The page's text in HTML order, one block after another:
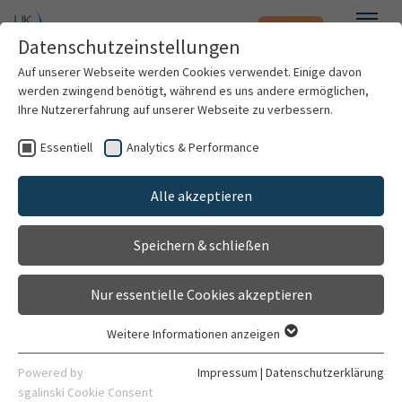
Zum Hauptinhalt springen Notfall
Patienten & Besucher
Kliniken & Institute
Forschung
Karriere
Zentrumsvorstand Kopfklinik
Einrichtung
Gehört zu
Kontaktdaten
Datenschutzeinstellungen
Auf unserer Webseite werden Cookies verwendet. Einige davon
werden zwingend benötigt, während es uns andere ermöglichen,
Ihre Nutzererfahrung auf unserer Webseite zu verbessern.
Essentiell Analytics & Performance
Alle akzeptieren
Speichern & schließen
Nur essentielle Cookies akzeptieren
Essentielle Cookies werden für grundlegende Funktionen der
Webseite benötigt. Dadurch ist gewährleistet, dass die
Weitere Informationen anzeigen
Powered by
sgalinski Cookie Consent
Impressum | Datenschutzerklärung